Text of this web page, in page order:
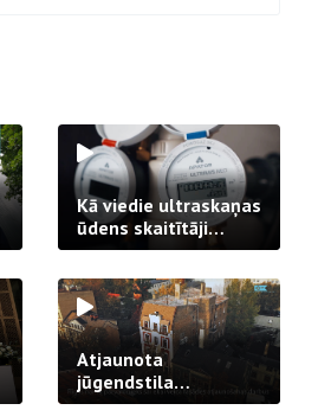
Kā viedie ultraskaņas
ūdens skaitītāji
strādā praksē
Atjaunota
jūgendstila
arhitektūras pērles